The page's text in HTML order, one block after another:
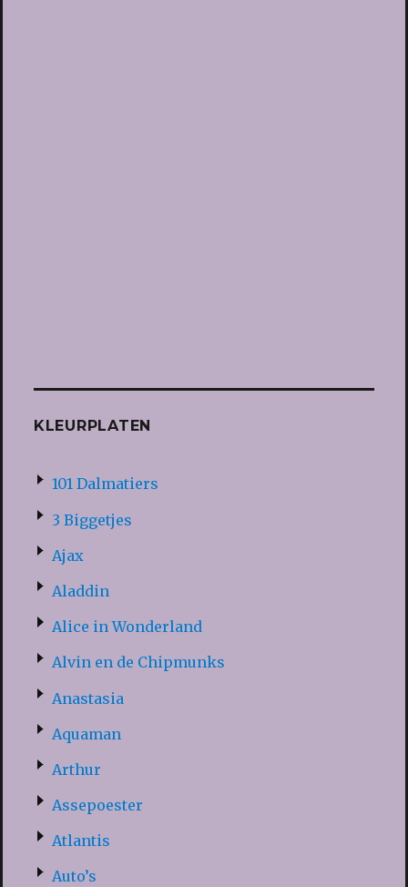
KLEURPLATEN
101 Dalmatiers
3 Biggetjes
Ajax
Aladdin
Alice in Wonderland
Alvin en de Chipmunks
Anastasia
Aquaman
Arthur
Assepoester
Atlantis
Auto’s